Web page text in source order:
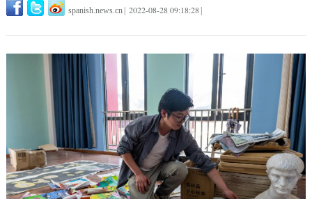
spanish.news.cn 2022-08-28 09:18:28